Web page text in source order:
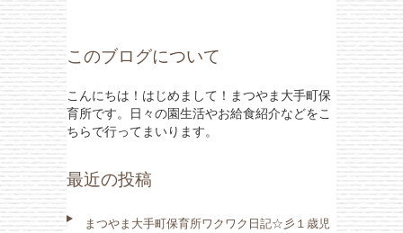
このブログについて
こんにちは！はじめまして！まつやま大手町保
育所です。日々の園生活やお給食紹介などをこ
ちらで行ってまいります。
最近の投稿
まつやま大手町保育所ワクワク日記☆彡１歳児